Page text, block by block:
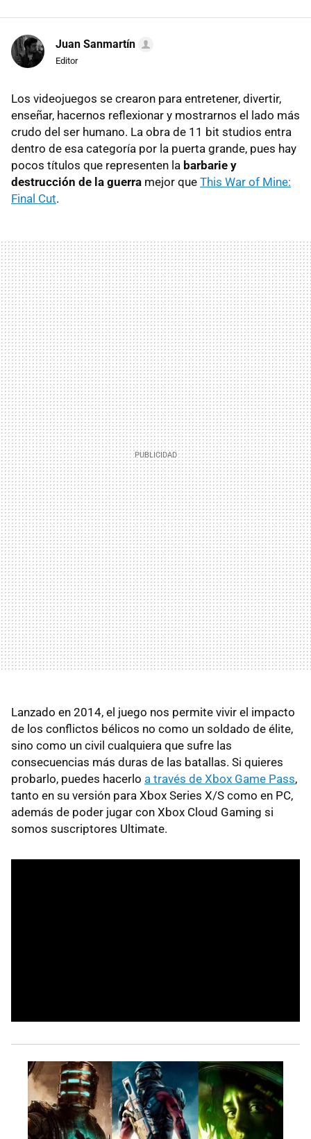
Juan Sanmartín
Editor
Los videojuegos se crearon para entretener, divertir,
enseñar, hacernos reflexionar y mostrarnos el lado más
crudo del ser humano. La obra de 11 bit studios entra
dentro de esa categoría por la puerta grande, pues hay
pocos títulos que representen la barbarie y
destrucción de la guerra mejor que This War of Mine:
Final Cut.
Lanzado en 2014, el juego nos permite vivir el impacto
de los conflictos bélicos no como un soldado de élite,
sino como un civil cualquiera que sufre las
consecuencias más duras de las batallas. Si quieres
probarlo, puedes hacerlo a través de Xbox Game Pass,
tanto en su versión para Xbox Series X/S como en PC,
además de poder jugar con Xbox Cloud Gaming si
somos suscriptores Ultimate.